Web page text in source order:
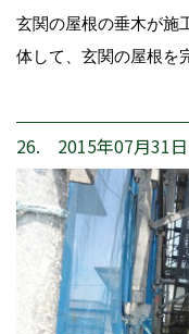
玄関の屋根の垂木が施
体して、玄関の屋根を
26. 2015年07月31日